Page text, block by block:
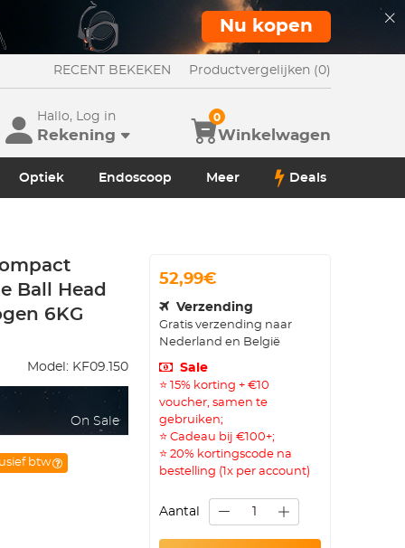
Nu kopen
RECENT BEKEKEN Productvergelijken (0)
Hallo, Log in
Rekening Winkelwagen
0
Optiek Endoscoop Meer Deals
Ball Head
6KG
Model: KF09.150
On Sale
btw
52,99€
Verzending
Gratis verzending naar
Nederland en België
Sale
⭐ 15% korting + €10
voucher, samen te
gebruiken;
⭐ Cadeau bij €100+;
⭐ 20% kortingscode na
bestelling (1x per account)
Aantal